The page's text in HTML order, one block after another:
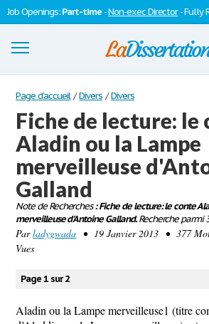
Job Openings:Part-time -Non-exec Director- Fully
Dissertations
S'inscrire
Se connecter
Contactez-nous
Page d'accueil / Divers / Divers
Fiche de lecture: le
Aladin ou la Lampe
merveilleuse
Galland
Note de Recherches: Fiche de lecture: le conte
merveilleuse d'Antoine Galland.Recherche parmi
Parladygwada • 19 Janvier 2013 • 377
Vues
Page 1 sur 2
Aladin ou la Lampe merveilleuse1 (titre